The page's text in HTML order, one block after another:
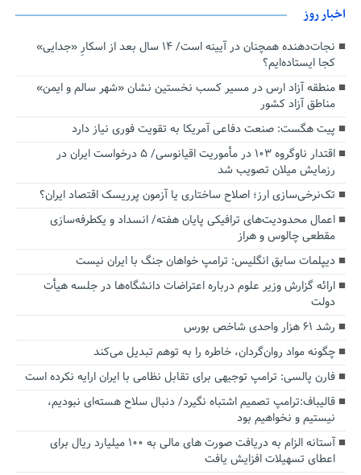
اخبار روز
نجات‌دهنده‌ همچنان در آیینه است/ ۱۴ سال بعد از اسکارِ «جدایی»
کجا ایستاده‌ایم؟
منطقه آزاد ارس در مسیر کسب نخستین نشان «شهر سالم و ایمن»
مناطق آزاد کشور
پیت هگست: صنعت دفاعی آمریکا به تقویت فوری نیاز دارد
اقتدار ناوگروه ۱۰۳ در مأموریت‌ اقیانوسی/ ۵ درخواست ایران در
رزمایش میلان تصویب شد
تک‌نرخی‌سازی ارز؛ اصلاح ساختاری یا آزمون پرریسک اقتصاد ایران؟
اعمال محدودیت‌های ترافیکی پایان هفته/ انسداد و یکطرفه‌سازی
مقطعی چالوس و هراز
دیپلمات سابق انگلیس:‌ ترامپ خواهان جنگ با ایران نیست
ارائه گزارش وزیر علوم درباره اعتراضات دانشگاه‌ها در جلسه هیأت
دولت
رشد ۶۱ هزار واحدی شاخص بورس
چگونه مواد روان‌گردان، خاطره را به توهم تبدیل می‌کند
فارن پالسی: ترامپ توجیهی برای تقابل نظامی با ایران ارایه نکرده است
قالیباف:ترامپ تصمیم اشتباه نگیرد/ دنبال سلاح هسته‌ای نبودیم،
نیستیم و نخواهیم بود
آستانه الزام به دریافت صورت های مالی به ۱۰۰ میلیارد ریال برای
اعطای تسهیلات افزایش یافت